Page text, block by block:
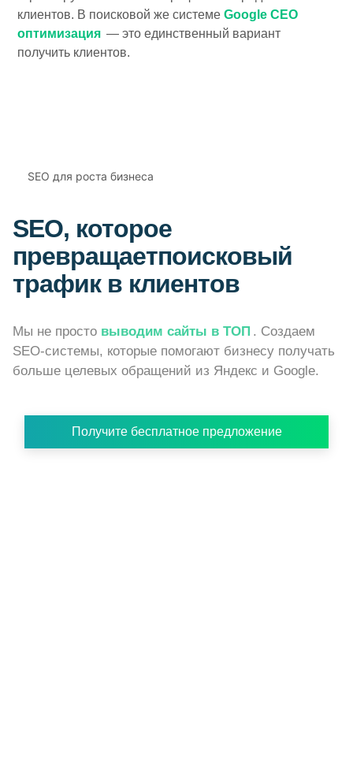
клиентов. В поисковой же системе Google СЕО
оптимизация — это единственный вариант
получить клиентов.
SEO для роста бизнеса
SEO, которое
превращаетпоисковый
трафик в клиентов
Мы не просто выводим сайты в ТОП . Создаем
SEO-системы, которые помогают бизнесу получать
больше целевых обращений из Яндекс и Google.
Получите бесплатное предложение